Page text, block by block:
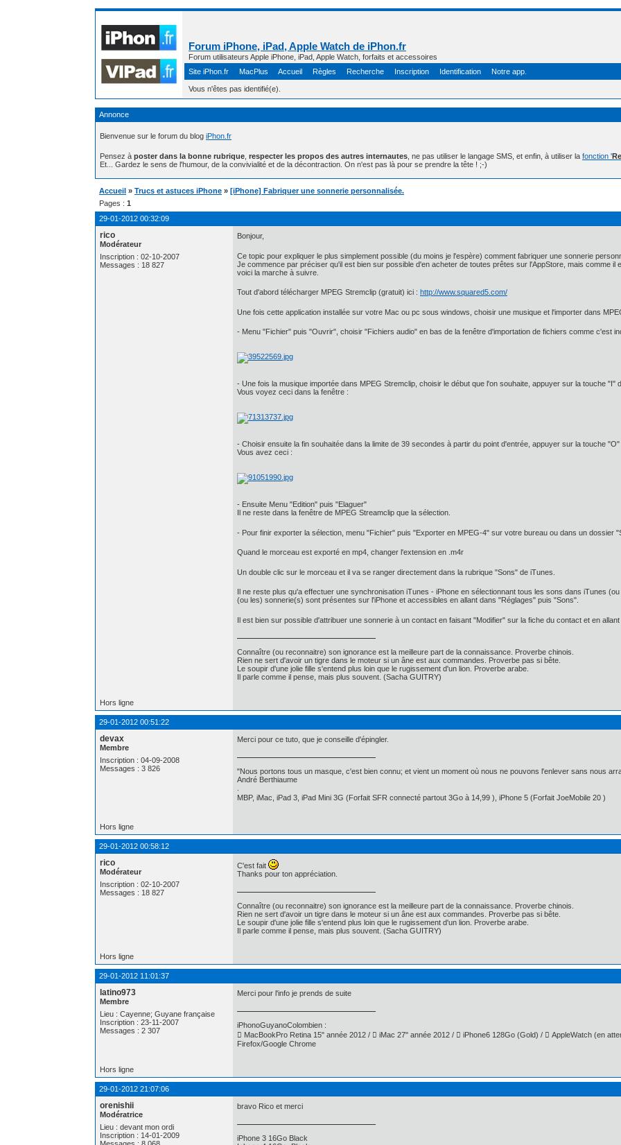
Forum iPhone, iPad, Apple Watch de iPhon.fr
Forum utilisateurs Apple iPhone, iPad, Apple Watch, forfaits et accessoires
Site iPhon.fr
MacPlus Accueil Règles Recherche Inscription Identification Notre app.
Vous n'êtes pas identifié(e).
Annonce
Bienvenue sur le forum du blog iPhon.fr
Pensez à poster dans la bonne rubrique respecter les propos des autres internautes , ne pas utiliser le langage SMS, et enfin, à utiliser la fonction '
Et... Gardez le sens de l'humour, de la convivialité et de la décontraction. On n'est pas là pour se prendre la tête ! ;-)
Accueil » Trucs et astuces iPhone » [iPhone] Fabriquer une sonnerie personnalisée.
Pages : 1
29-01-2012 00:32:09
rico
Modérateur
Inscription : 02-10-2007
Messages : 18 827
Bonjour,
Ce topic pour expliquer le plus simplement possible (du moins je l'espère) comment fabriquer une sonnerie
Je commence par préciser qu'il est bien sur possible d'en acheter de toutes prêtes sur l'AppStore, mais comme il
voici la marche à suivre.
Tout d'abord télécharger MPEG Stremclip (gratuit) ici : http://www.squared5.com/
Une fois cette application installée sur votre Mac ou pc sous windows, choisir une musique et l'importer dans
- Menu "Fichier" puis "Ouvrir", choisir "Fichiers audio" en bas de la fenêtre d'importation de fichiers comme c'est
- Une fois la musique importée dans MPEG Stremclip, choisir le début que l'on souhaite, appuyer sur la touche "I"
Vous voyez ceci dans la fenêtre :
- Choisir ensuite la fin souhaitée dans la limite de 39 secondes à partir du point d'entrée, appuyer sur la touche "O"
Vous avez ceci :
- Ensuite Menu "Edition" puis "Elaguer"
Il ne reste dans la fenêtre de MPEG Streamclip que la sélection.
- Pour finir exporter la sélection, menu "Fichier" puis "Exporter en MPEG-4" sur votre bureau ou dans un dossier
Quand le morceau est exporté en mp4, changer l'extension en .m4r
Un double clic sur le morceau et il va se ranger directement dans la rubrique "Sons" de iTunes.
Il ne reste plus qu'a effectuer une synchronisation iTunes - iPhone en sélectionnant tous les sons dans iTunes
(ou les) sonnerie(s) sont présentes sur l'iPhone et accessibles en allant dans "Réglages" puis "Sons".
Il est bien sur possible d'attribuer une sonnerie à un contact en faisant "Modifier" sur la fiche du contact et en allant
Connaître (ou reconnaitre) son ignorance est la meilleure part de la connaissance. Proverbe chinois.
Rien ne sert d'avoir un tigre dans le moteur si un âne est aux commandes. Proverbe pas si bête.
Le soupir d'une jolie fille s'entend plus loin que le rugissement d'un lion. Proverbe arabe.
Il parle comme il pense, mais plus souvent. (Sacha GUITRY)
Hors ligne
29-01-2012 00:51:22
devax
Membre
Inscription : 04-09-2008
Messages : 3 826
Merci pour ce tuto, que je conseille d'épingler.
"Nous portons tous un masque, c'est bien connu; et vient un moment où nous ne pouvons l'enlever sans nous
André Berthiaume
MBP, iMac, iPad 3, iPad Mini 3G (Forfait SFR connecté partout 3Go à 14,99 ), iPhone 5 (Forfait JoeMobile 20 )
Hors ligne
29-01-2012 00:58:12
rico
Modérateur
Inscription : 02-10-2007
Messages : 18 827
C'est fait
Thanks pour ton appréciation.
Connaître (ou reconnaitre) son ignorance est la meilleure part de la connaissance. Proverbe chinois.
Rien ne sert d'avoir un tigre dans le moteur si un âne est aux commandes. Proverbe pas si bête.
Le soupir d'une jolie fille s'entend plus loin que le rugissement d'un lion. Proverbe arabe.
Il parle comme il pense, mais plus souvent. (Sacha GUITRY)
Hors ligne
29-01-2012 11:01:37
latino973
Membre
Lieu : Cayenne; Guyane française
Inscription : 23-11-2007
Messages : 2 307
Merci pour l'info je prends de suite
iPhonoGuyanoColombien :
 MacBookPro Retina 15" année 2012 /  iMac 27" année 2012 /  iPhone6 128Go (Gold) /  AppleWatch (en
Firefox/Google Chrome
Hors ligne
29-01-2012 21:07:06
orenishii
Modératrice
Lieu : devant mon ordi
Inscription : 14-01-2009
Messages : 8 068
bravo Rico et merci
iPhone 3 16Go Black